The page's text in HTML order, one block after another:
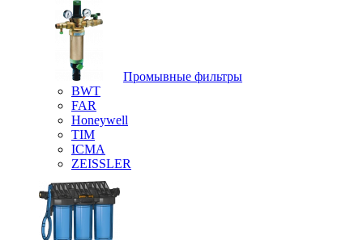
Промывные фильтры
BWT
FAR
Honeywell
TIM
ICMA
ZEISSLER